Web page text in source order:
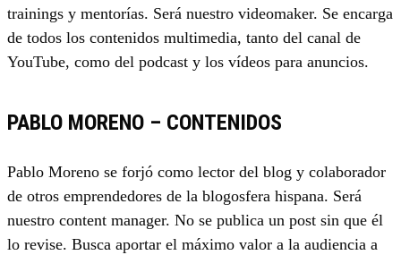
trainings y mentorías. Será nuestro videomaker. Se encarga
de todos los contenidos multimedia, tanto del canal de
YouTube, como del podcast y los vídeos para anuncios.
PABLO MORENO – CONTENIDOS
Pablo Moreno se forjó como lector del blog y colaborador
de otros emprendedores de la blogosfera hispana. Será
nuestro content manager. No se publica un post sin que él
lo revise. Busca aportar el máximo valor a la audiencia a